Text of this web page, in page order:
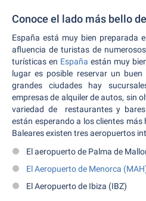
Conoce el lado más bello
España está muy bien preparada
afluencia de turistas de
turísticas en España están muy
lugar es posible reservar un
grandes ciudades hay
empresas de alquiler de autos, sin
variedad de restaurantes y
están esperando a los clientes
Baleares existen tres aeropuertos
El aeropuerto de Palma de
El Aeropuerto de Menorca
El Aeropuerto de Ibiza (IBZ)